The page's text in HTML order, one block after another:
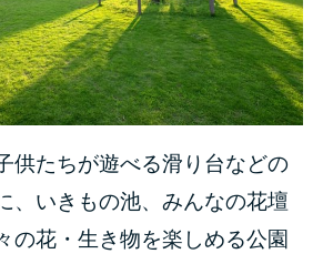
供たちが遊べる滑り台などの
、いきもの池、みんなの花壇
の花・生き物を楽しめる公園